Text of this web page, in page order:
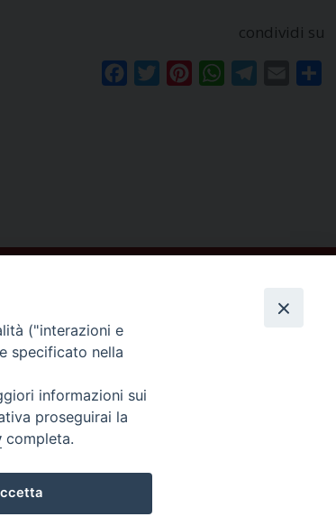
condividi su
FacebookTwitterPinterestWhatsAppTelegram
Email
su
("interazioni e
specificato nella
informazioni sui
proseguirai la
completa.